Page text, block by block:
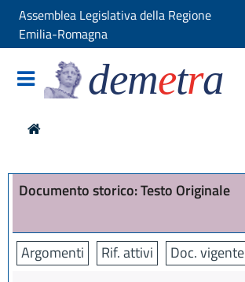
Assemblea Legislativa della Regione
Emilia-Romagna
demetra
Documento storico: Testo Originale
Argomenti Rif. attivi Doc. vigente